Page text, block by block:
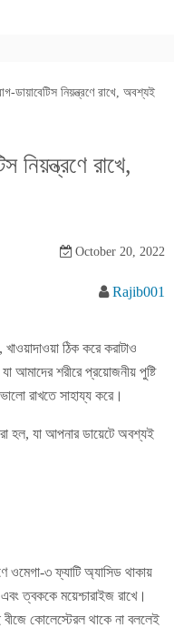
ডায়াবেটিস নিয়ন্ত্রণে রাখে, অবশ্যই
নিয়ন্ত্রণে রাখে,
October 20, 2022
Rajib001
ঠিক করে করাটাও
আমাদের শরীরে প্রয়োজনীয় পুষ্টি
রাখতে সাহায্য করে।
হল, যা আপনার ডায়েটে অবশ্যই
ওমেগা-৩ ফ্যাটি অ্যাসিড থাকায়
ত্বককে ময়েশ্চারাইজ রাখে।
কোলেস্টেরল থাকে না বললেই